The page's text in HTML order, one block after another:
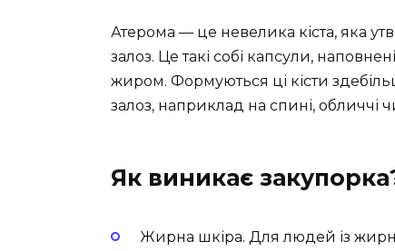
Атерома — це невелика кіста, яка
залоз. Це такі собі капсули,
жиром. Формуються ці кісти
залоз, наприклад на спині, обличчі
Як виникає
Жирна шкіра. Для людей із